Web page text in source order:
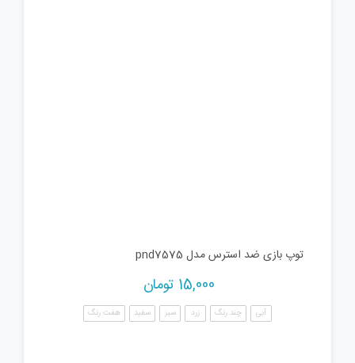
توپ بازی ضد استرس مدل pnd7575
15,000 تومان
آبی چند رنگ زرد سبز سفید هفت رنگ